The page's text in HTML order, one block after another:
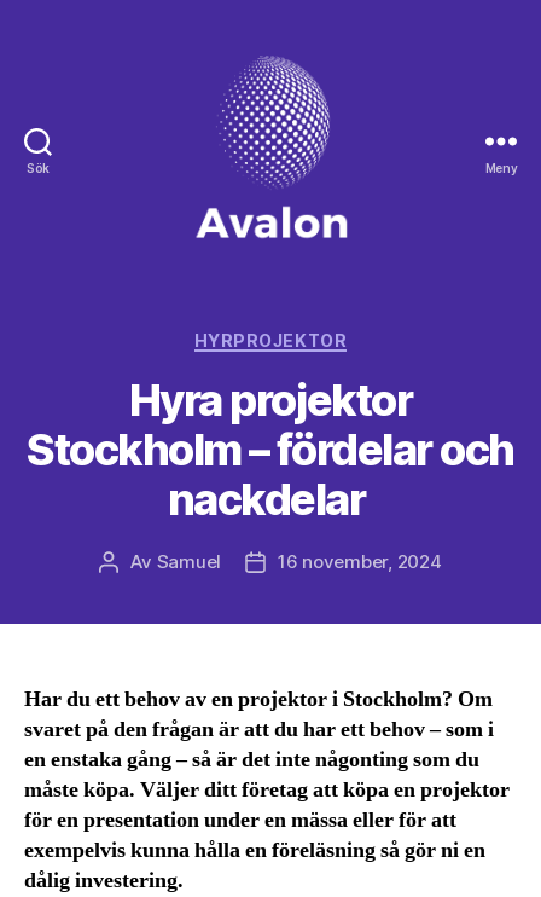
Sök Meny
Kategorier
HYRPROJEKTOR
Hyra projektor
Stockholm – fördelar och
nackdelar
Inläggsförfattare
Av Samuel Inläggsdatum
16 november, 2024
Har du ett behov av en projektor i Stockholm? Om
svaret på den frågan är att du har ett behov – som i
en enstaka gång – så är det inte någonting som du
måste köpa. Väljer ditt företag att köpa en projektor
för en presentation under en mässa eller för att
exempelvis kunna hålla en föreläsning så gör ni en
dålig investering.